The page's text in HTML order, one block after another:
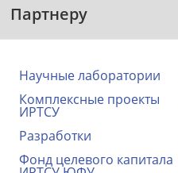
Партнеру
Научные лаборатории
Комплексные проекты
ИРТСУ
Разработки
Фонд целевого капитала